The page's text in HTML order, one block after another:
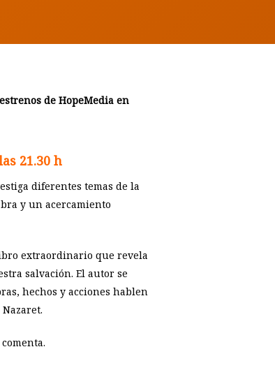
de HopeMedia en
21.30 h
diferentes temas de la
y un acercamiento
extraordinario que revela
salvación. El autor se
hechos y acciones hablen